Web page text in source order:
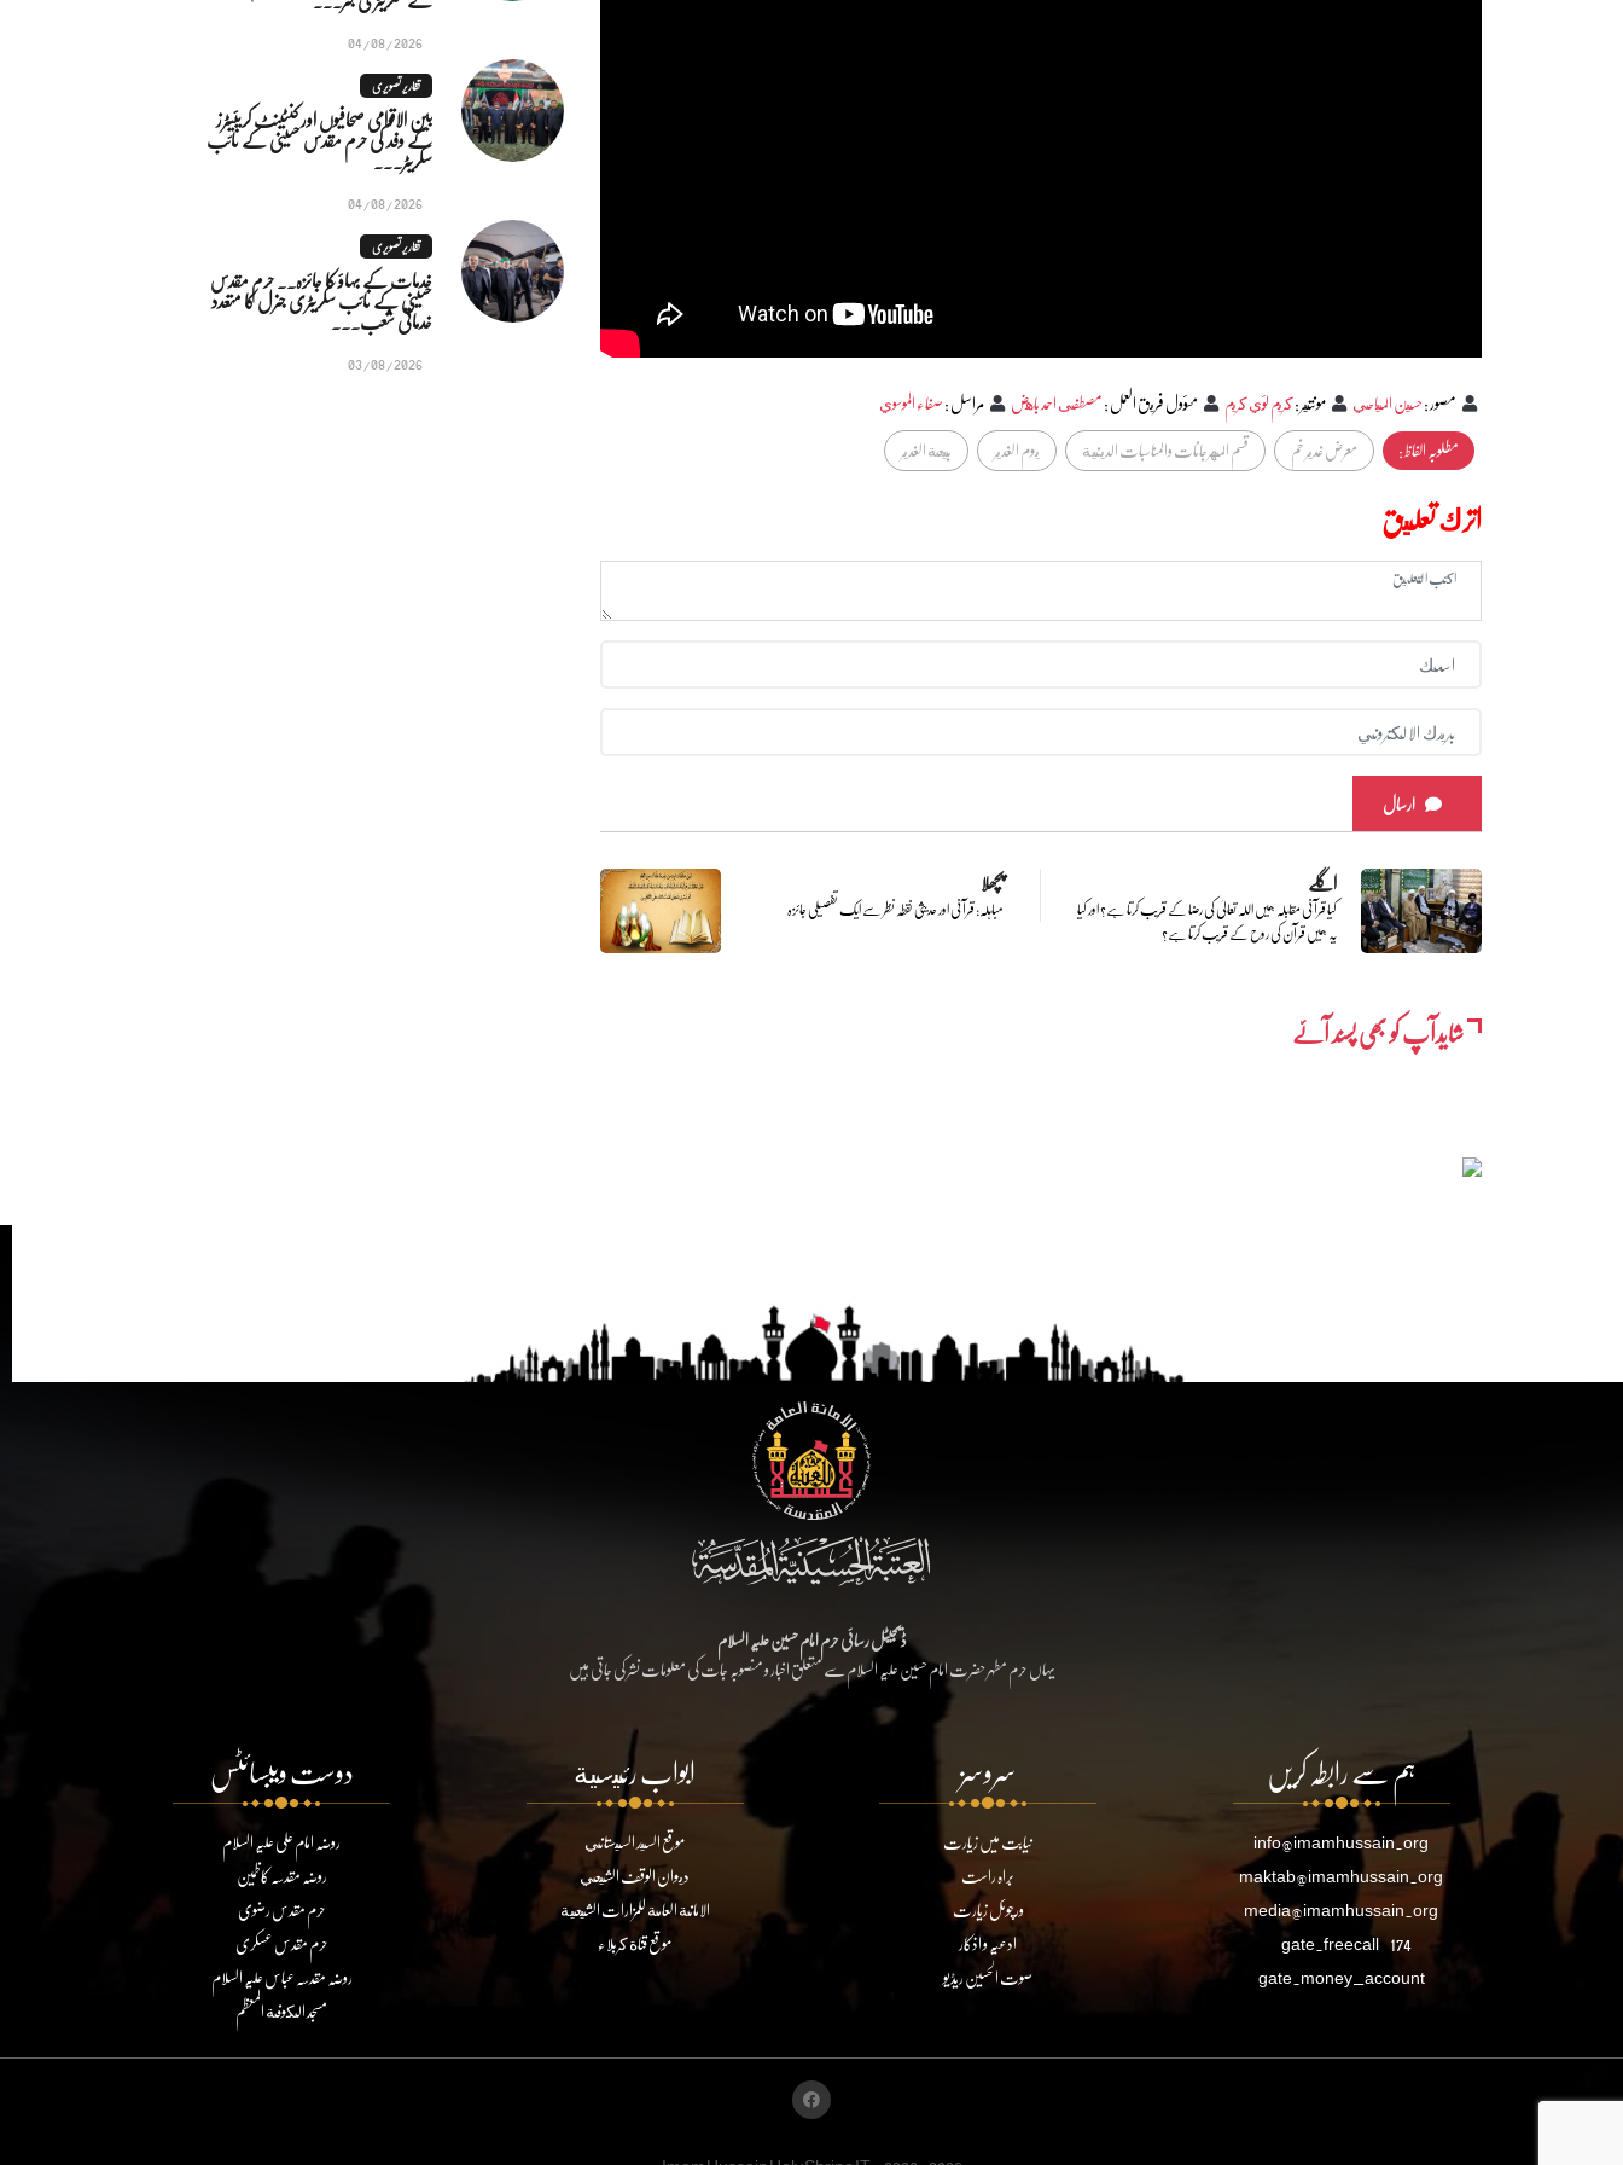
مصور:حسين المياحي مونتير:كريم لؤي كريم مسؤول فريق العمل:مصطفى احمد باهض مراسل:صفاء الموسوي
مطلوبہ الفاظ :
معرض غدير خم قسم المهرجانات والمناسبات الدينية يوم الغدير بيعة الغدير
اترك تعليق
ارسال
پچھلا
مباہلہ: قرآنی اور حدیثی نقطہ نظر سے ایک تفصیلی جائزہ
اگلے
کیا قرآنی مقابلہ ہمیں اللہ تعالیٰ کی رضا کے قریب کرتا ہے؟ اور کیا
یہ ہمیں قرآن کی روح کے قریب کرتا ہے؟
شایدآپ کو بھی پسند آئے
04/08/2026
تقاریر تصویری
بین الاقوامی صحافیوں اور کنٹینٹ کریئیٹرز
کے وفد کی حرم مقدس حسینی کے نائب
سکریٹر...
04/08/2026
تقاریر تصویری
خدمات کے بہاؤ کا جائزہ.. حرم مقدس
حسینی کے نائب سکریٹری جنرل کا متعدد
خدماتی شعب...
03/08/2026
ڈیجیٹل رسائی حرم امام حسین علیہ السلام
یہاں حرم مطہر حضرت امام حسین علیہ السلام سے متعلق اخبار و منصوبہ جات کی معلومات نشر کی جاتی ہیں
ہم سے رابطہ کریں
info@imamhussain.org
maktab@imamhussain.org
media@imamhussain.org
gate.freecall 174
gate.money_account
سروسز
نیابت میں زیارت
براہ راست
ورچوئل زیارت
ادعیہ و اذکار
صوت الحسین ریڈیو
ابواب رئيسية
موقع السيد السيستاني
ديوان الوقف الشيعي
الامانة العامة للمزارات الشيعية
موقع قناة كربلاء
دوست ویبسائٹس
روضہ امام علی علیہ السلام
روضہ مقدسہ کاظمین
حرم مقدس رضوی
حرم مقدس عسکری
روضہ مقدسہ عباس علیہ السلام
مسجد الكوفة المعظم